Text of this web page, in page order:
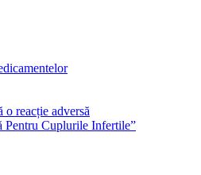
reacție adversă
Pentru Cuplurile Infertile”